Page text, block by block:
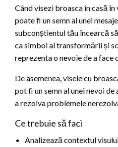
Când visezi broasca în casă
poate fi un semn al unei
subconștientul tău încearcă
ca simbol al transformării și
reprezenta o nevoie de a face
De asemenea, visele cu
pot fi un semn al unei nevoi
a rezolva problemele
Ce trebuie să faci
Analizează contextul